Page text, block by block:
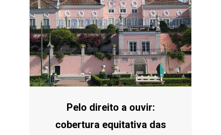
Pelo direito a ouvir:
cobertura equitativa das